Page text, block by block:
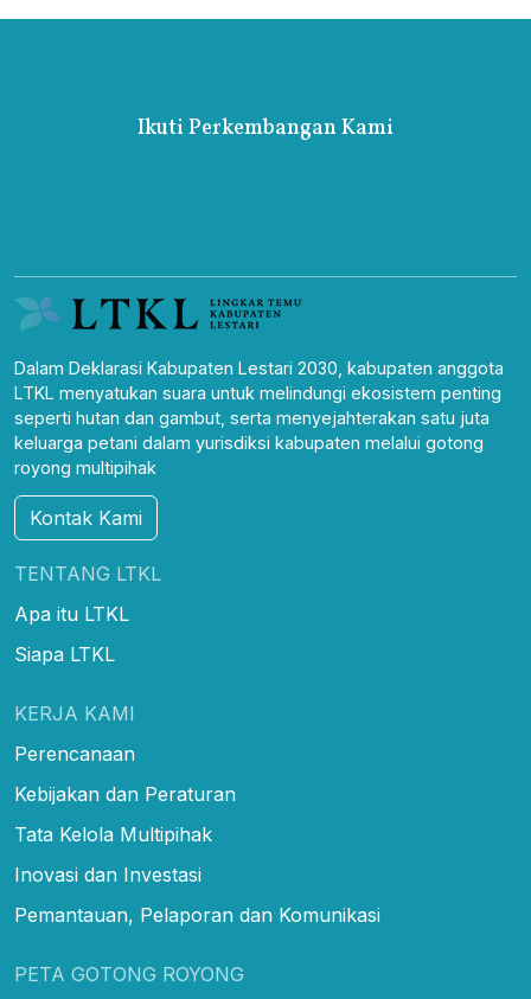
Ikuti Perkembangan Kami
Dalam Deklarasi Kabupaten Lestari 2030, kabupaten anggota
LTKL menyatukan suara untuk melindungi ekosistem penting
seperti hutan dan gambut, serta menyejahterakan satu juta
keluarga petani dalam yurisdiksi kabupaten melalui gotong
royong multipihak
Kontak Kami
TENTANG LTKL
Apa itu LTKL
Siapa LTKL
KERJA KAMI
Perencanaan
Kebijakan dan Peraturan
Tata Kelola Multipihak
Inovasi dan Investasi
Pemantauan, Pelaporan dan Komunikasi
PETA GOTONG ROYONG